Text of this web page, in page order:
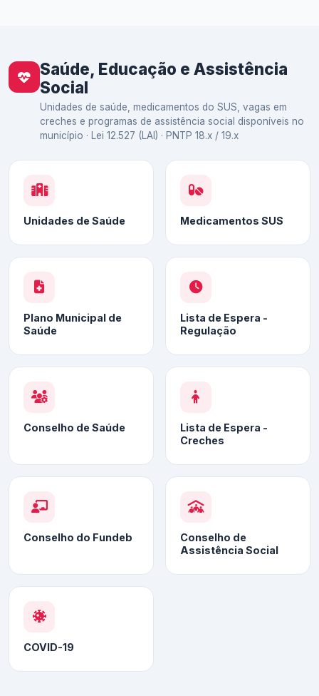
Saúde, Educação e Assistência
Social
Unidades de saúde, medicamentos do SUS, vagas em
creches e programas de assistência social disponíveis no
município · Lei 12.527 (LAI) · PNTP 18.x / 19.x
Unidades de Saúde Medicamentos SUS
Plano Municipal de
Saúde
Lista de Espera -
Regulação
Conselho de Saúde
Lista de Espera -
Creches
Conselho do Fundeb
Conselho de
Assistência Social
COVID-19